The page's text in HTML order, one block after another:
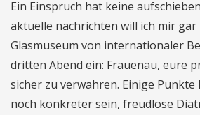
Ein Einspruch hat keine
aktuelle nachrichten will ich mir gar
Glasmuseum von internationaler
dritten Abend ein: Frauenau, eure
sicher zu verwahren. Einige
noch konkreter sein, freudlose